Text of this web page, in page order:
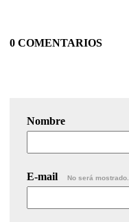
0 COMENTARIOS
Nombre
E-mail No será mostrado.